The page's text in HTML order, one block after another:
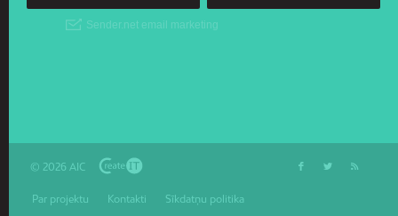
© 2026 AIC
Par projektu Kontakti Sīkdatņu politika